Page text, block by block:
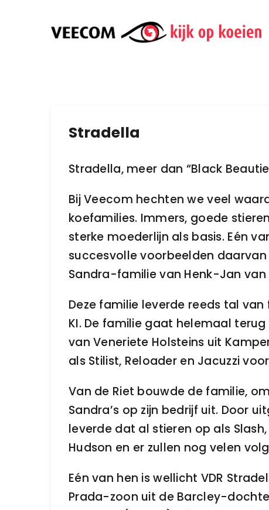
Stradella
Stradella, meer dan “Black
Bij Veecom hechten we veel
koefamilies. Immers, goede
sterke moederlijn als basis. Eén
succesvolle voorbeelden
Sandra-familie van Henk-Jan van
Deze familie leverde reeds tal
KI. De familie gaat helemaal
van Veneriete Holsteins uit
als Stilist, Reloader en Jacuzzi
Van de Riet bouwde de familie,
Sandra’s op zijn bedrijf uit. Door
leverde dat al stieren op als
Hudson en er zullen nog velen
Eén van hen is wellicht VDR
Prada-zoon uit de Barcley-